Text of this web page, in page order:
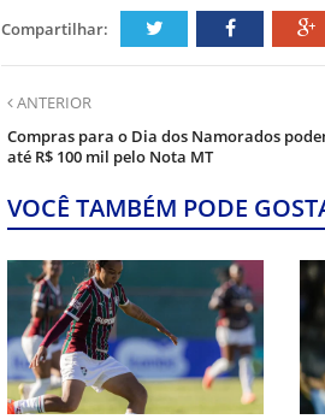
Compartilhar:
ANTERIOR
Compras para o Dia dos Namorados
até R$ 100 mil pelo Nota MT
VOCÊ TAMBÉM PODE